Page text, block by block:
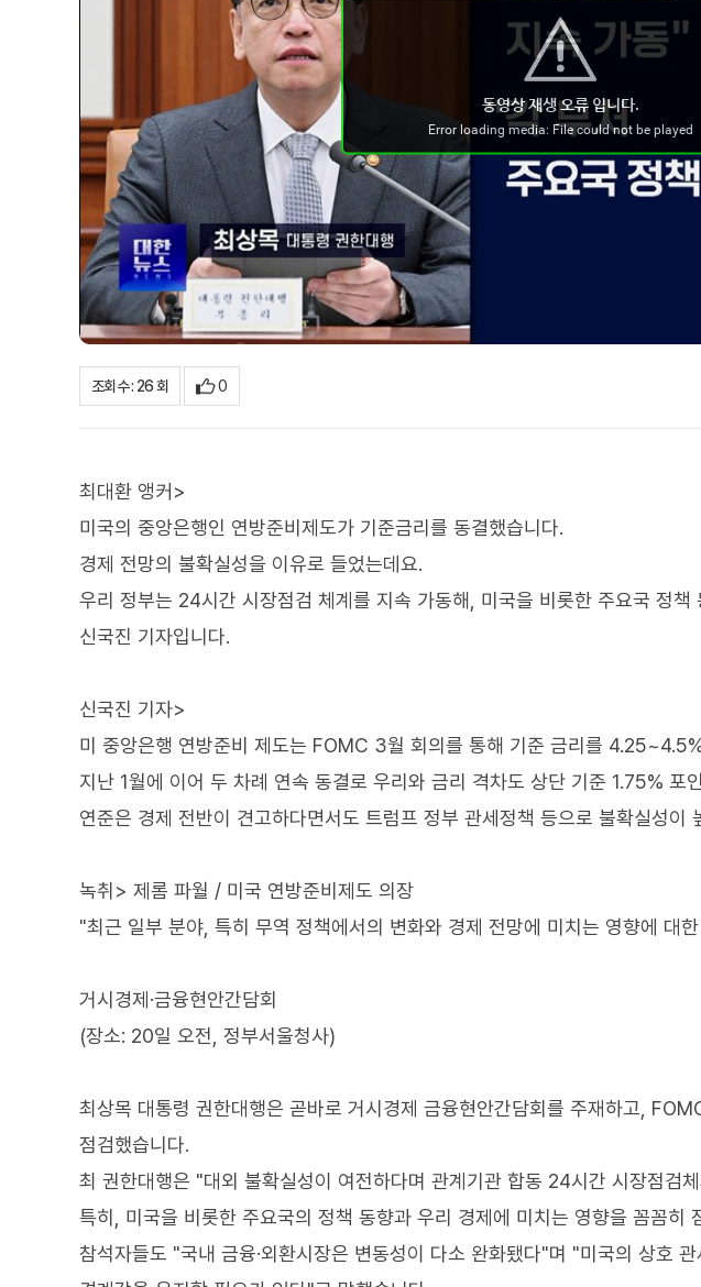
조회수 : 26 회 0
최대환 앵커>
미국의 중앙은행인 연방준비제도가 기준금리를 동결했습니다.
경제 전망의 불확실성을 이유로 들었는데요.
우리 정부는 24시간 시장점검 체계를 지속 가동해, 미국을 비롯한 주요국 정책
신국진 기자입니다.
신국진 기자>
미 중앙은행 연방준비 제도는 FOMC 3월 회의를 통해 기준 금리를
지난 1월에 이어 두 차례 연속 동결로 우리와 금리 격차도 상단 기준 1.75% 포
연준은 경제 전반이 견고하다면서도 트럼프 정부 관세정책 등으로 불확실성이
녹취> 제롬 파월 / 미국 연방준비제도 의장
"최근 일부 분야, 특히 무역 정책에서의 변화와 경제 전망에 미치는 영향에 대
거시경제·금융현안간담회
(장소: 20일 오전, 정부서울청사)
최상목 대통령 권한대행은 곧바로 거시경제 금융현안간담회를 주재하고,
점검했습니다.
최 권한대행은 "대외 불확실성이 여전하다며 관계기관 합동 24시간 시장점검
특히, 미국을 비롯한 주요국의 정책 동향과 우리 경제에 미치는 영향을 꼼꼼히
참석자들도 "국내 금융·외환시장은 변동성이 다소 완화됐다"며 "미국의 상호